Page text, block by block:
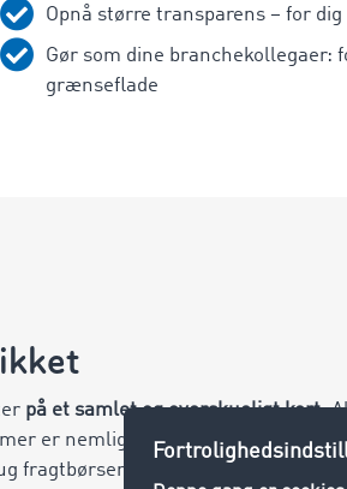
Opnå større transparens – for
Gør som dine branchekollegaer:
grænseflade
på et samlet og overskueligt kort.
er nemlig integreret i vores
fragtbørsen til at finde passende